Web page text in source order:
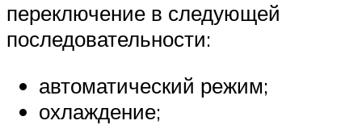
переключение в следующей
последовательности:
автоматический режим;
охлаждение;